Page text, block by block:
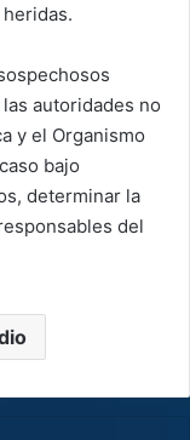
autoridades no
y el Organismo
bajo
determinar la
del